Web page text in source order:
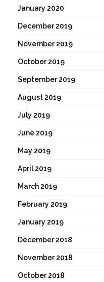
January 2020
December 2019
November 2019
October 2019
September 2019
August 2019
July 2019
June 2019
May 2019
April 2019
March 2019
February 2019
January 2019
December 2018
November 2018
October 2018